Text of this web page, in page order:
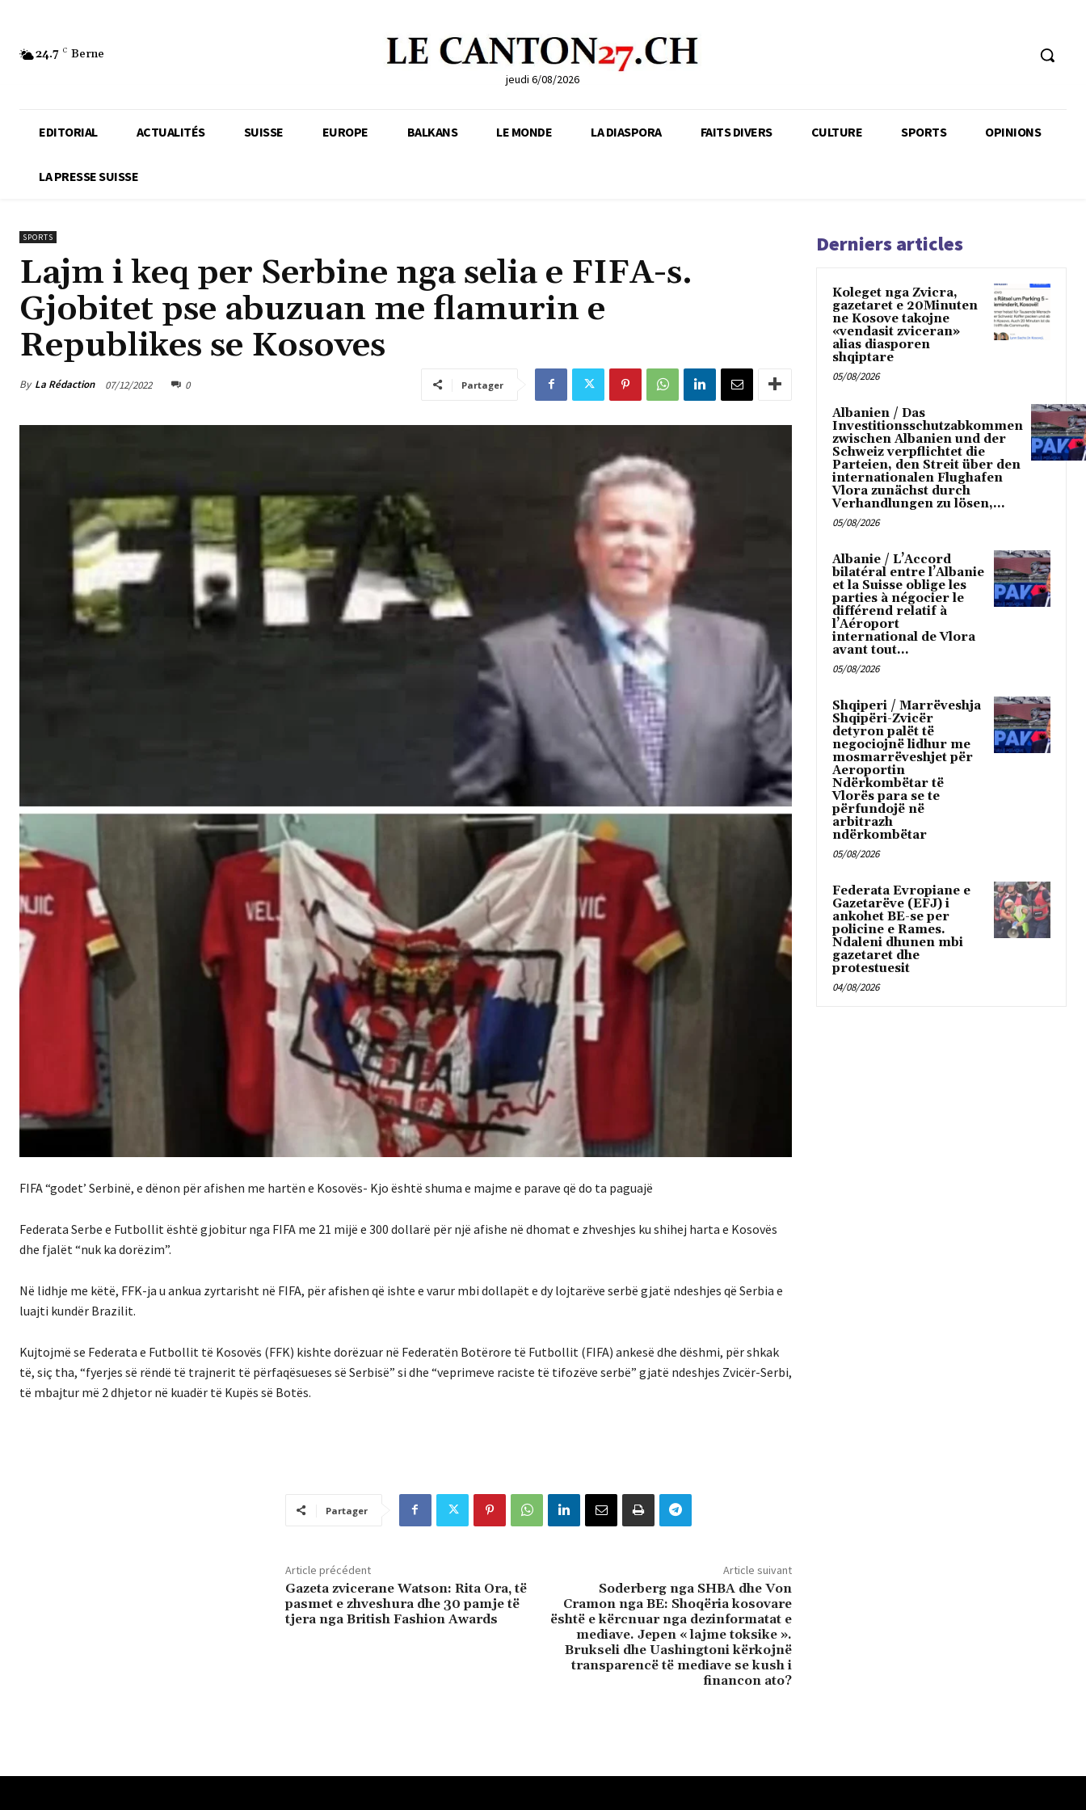
24.7 C Berne
jeudi 6/08/2026
EDITORIAL ACTUALITÉS SUISSE EUROPE BALKANS LE MONDE LA DIASPORA FAITS DIVERS CULTURE SPORTS OPINIONS
LA PRESSE SUISSE
SPORTS
Lajm i keq per Serbine nga selia e FIFA-s.
Gjobitet pse abuzuan me flamurin e
Republikes se Kosoves
By La Rédaction 07/12/2022 0 Partager
FIFA “godet’ Serbinë, e dënon për afishen me hartën e Kosovës- Kjo është shuma e majme e parave që do ta paguajë
Federata Serbe e Futbollit është gjobitur nga FIFA me 21 mijë e 300 dollarë për një afishe në dhomat e zhveshjes ku shihej harta e Kosovës
dhe fjalët “nuk ka dorëzim”.
Në lidhje me këtë, FFK-ja u ankua zyrtarisht në FIFA, për afishen që ishte e varur mbi dollapët e dy lojtarëve serbë gjatë ndeshjes që Serbia e
luajti kundër Brazilit.
Kujtojmë se Federata e Futbollit të Kosovës (FFK) kishte dorëzuar në Federatën Botërore të Futbollit (FIFA) ankesë dhe dëshmi, për shkak
të, siç tha, “fyerjes së rëndë të trajnerit të përfaqësueses së Serbisë” si dhe “veprimeve raciste të tifozëve serbë” gjatë ndeshjes Zvicër-Serbi,
të mbajtur më 2 dhjetor në kuadër të Kupës së Botës.
Partager
Article précédent
Gazeta zvicerane Watson: Rita Ora, të
pasmet e zhveshura dhe 30 pamje të
tjera nga British Fashion Awards
Article suivant
Soderberg nga SHBA dhe Von
Cramon nga BE: Shoqëria kosovare
është e kërcnuar nga dezinformatat e
mediave. Jepen « lajme toksike ».
Brukseli dhe Uashingtoni kërkojnë
transparencë të mediave se kush i
financon ato?
Derniers articles
Koleget nga Zvicra,
gazetaret e 20Minuten
ne Kosove takojne
«vendasit zviceran»
alias diasporen
shqiptare
05/08/2026
Albanien / Das
Investitionsschutzabkommen
zwischen Albanien und der
Schweiz verpflichtet die
Parteien, den Streit über den
internationalen Flughafen
Vlora zunächst durch
Verhandlungen zu lösen,...
05/08/2026
Albanie / L’Accord
bilatéral entre l’Albanie
et la Suisse oblige les
parties à négocier le
différend relatif à
l’Aéroport
international de Vlora
avant tout...
05/08/2026
Shqiperi / Marrëveshja
Shqipëri-Zvicër
detyron palët të
negociojnë lidhur me
mosmarrëveshjet për
Aeroportin
Ndërkombëtar të
Vlorës para se te
përfundojë në
arbitrazh
ndërkombëtar
05/08/2026
Federata Evropiane e
Gazetarëve (EFJ) i
ankohet BE-se per
policine e Rames.
Ndaleni dhunen mbi
gazetaret dhe
protestuesit
04/08/2026